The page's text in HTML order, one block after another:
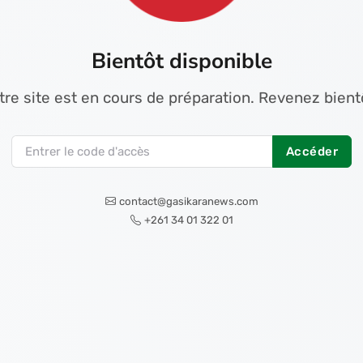
Bientôt disponible
site est en cours de préparation. Revenez
Accéder
contact@gasikaranews.com
+261 34 01 322 01